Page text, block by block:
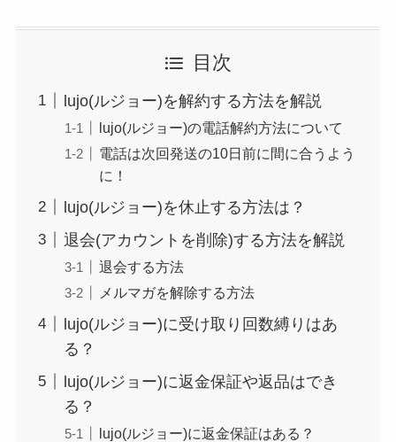
目次
lujo(ルジョー)を解約する方法を解説
lujo(ルジョー)の電話解約方法について
電話は次回発送の10日前に間に合うよう
に！
lujo(ルジョー)を休止する方法は？
退会(アカウントを削除)する方法を解説
退会する方法
メルマガを解除する方法
lujo(ルジョー)に受け取り回数縛りはあ
る？
lujo(ルジョー)に返金保証や返品はでき
る？
lujo(ルジョー)に返金保証はある？